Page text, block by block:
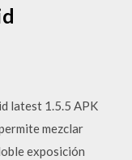
latest 1.5.5 APK
mezclar
exposición